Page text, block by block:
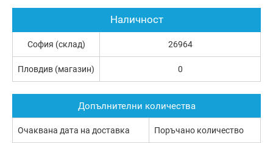
Наличност
София (склад) 26964
Пловдив (магазин) 0
Допълнителни количества
Очаквана дата на доставка Поръчано количество